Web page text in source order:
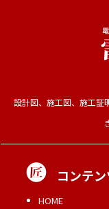
設計図、施工図、施工証
コンテ
HOME